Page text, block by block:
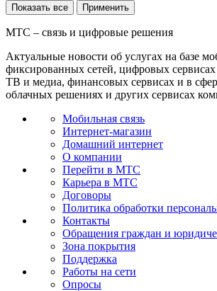
Показать все Применить
МТС – связь и цифровые решения
Актуальные новости об услугах на базе
фиксированных сетей, цифровых
ТВ и медиа, финансовых сервисах и в
облачных решениях и других сервисах
Мобильная связь
Интернет-магазин
Домашний интернет
О компании
Перейти в МТС
Карьера в МТС
Договоры
Политика обработки
Контакты
Обращения граждан и
Зона покрытия
Поддержка
Работы на сети
Опросы